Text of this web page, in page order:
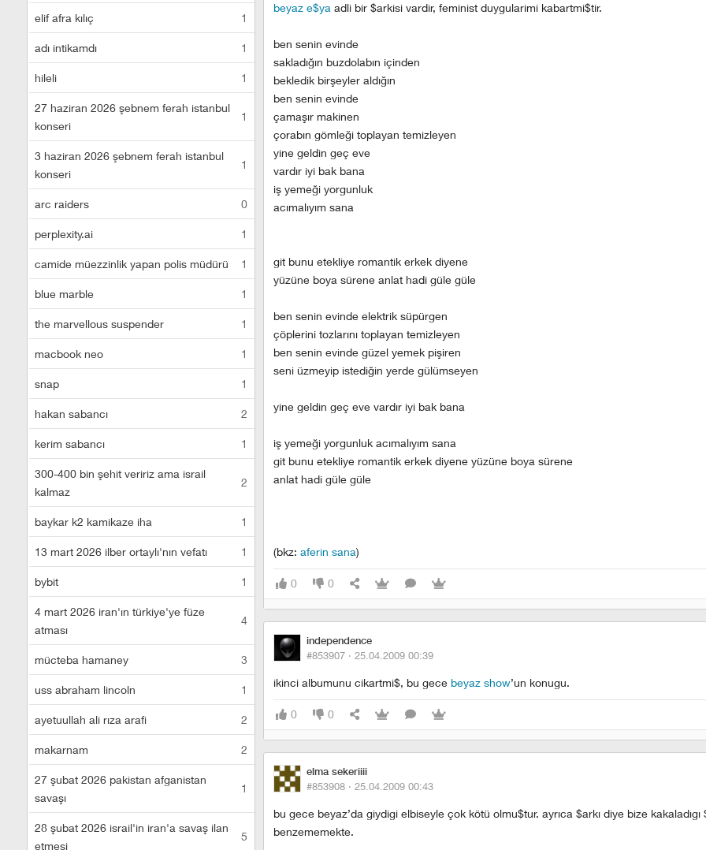
elif afra kılıç 1
adı intikamdı 1
hileli 1
27 haziran 2026 şebnem ferah istanbul
konseri
1
3 haziran 2026 şebnem ferah istanbul
konseri
1
arc raiders 0
perplexity.ai 1
camide müezzinlik yapan polis müdürü 1
blue marble 1
the marvellous suspender 1
macbook neo 1
snap 1
hakan sabancı 2
kerim sabancı 1
300-400 bin şehit veririz ama israil
kalmaz
2
baykar k2 kamikaze iha 1
13 mart 2026 ilber ortaylı'nın vefatı 1
bybit 1
4 mart 2026 iran'ın türkiye'ye füze
atması
4
mücteba hamaney 3
uss abraham lincoln 1
ayetuullah ali rıza arafi 2
makarnam 2
27 şubat 2026 pakistan afganistan
savaşı
1
28 şubat 2026 israil'in iran'a savaş ilan
etmesi
5
beyaz e$ya adli bir $arkisi vardir, feminist duygularimi kabartmi$tir.
ben senin evinde
sakladığın buzdolabın içinden
bekledik birşeyler aldığın
ben senin evinde
çamaşır makinen
çorabın gömleği toplayan temizleyen
yine geldin geç eve
vardır iyi bak bana
iş yemeği yorgunluk
acımalıyım sana
git bunu etekliye romantik erkek diyene
yüzüne boya sürene anlat hadi güle güle
ben senin evinde elektrik süpürgen
çöplerini tozlarını toplayan temizleyen
ben senin evinde güzel yemek pişiren
seni üzmeyip istediğin yerde gülümseyen
yine geldin geç eve vardır iyi bak bana
iş yemeği yorgunluk acımalıyım sana
git bunu etekliye romantik erkek diyene yüzüne boya sürene
anlat hadi güle güle
(bkz: aferin sana)
0 0
independence
#853907 · 25.04.2009 00:39
ikinci albumunu cikartmi$, bu gece beyaz show’un konugu.
0 0
elma sekeriiii
#853908 · 25.04.2009 00:43
bu gece beyaz’da giydigi elbiseyle çok kötü olmu$tur. ayrıca $arkı diye bize
benzememekte.